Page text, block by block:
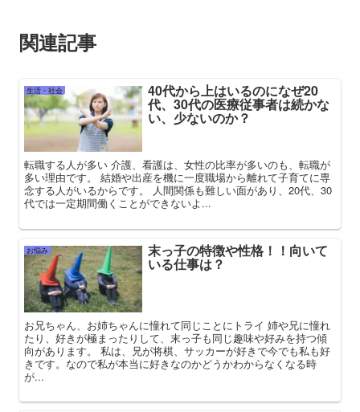
関連記事
生活・社会 40代から上はいるのになぜ20
代、30代の医療従事者は続かな
い、少ないのか？
転職する人が多い 介護、看護は、女性の比率が多いのも、転職が
多い理由です。 結婚や出産を機に一度職場から離れて子育てに専
念する人がいるからです。 人間関係も難しい面があり、20代、30
代では一定期間働くことができないよ...
お悩み 末っ子の特徴や性格！！向いて
いる仕事は？
お兄ちゃん、お姉ちゃんに憧れて同じことにトライ 姉や兄に憧れ
たり、好きが極まったりして、末っ子も同じ趣味や好みを持つ傾
向があります。 私は、兄が将棋、サッカーが好きで今でも私も好
きです。なので私が本当に好きなのかどうかわからなくなる時
が...